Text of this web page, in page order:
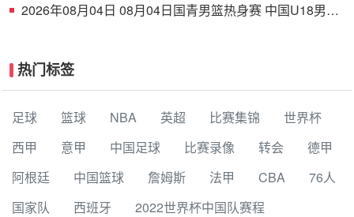
2026年08月04日 08月04日国青男篮热身赛 中国U18男篮
热门标签
足球 篮球 NBA 英超 比赛集锦
世界杯
西甲
意甲 中国足球 比赛录像 转会
德甲
阿根廷
中国篮球 詹姆斯 法甲 CBA
76人
国家队
西班牙
2022世界杯中国队赛程